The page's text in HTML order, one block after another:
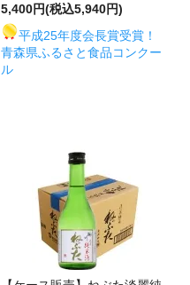
5,400円(税込5,940円)
平成25年度会長賞受賞！
青森県ふるさと食品コンクー
ル